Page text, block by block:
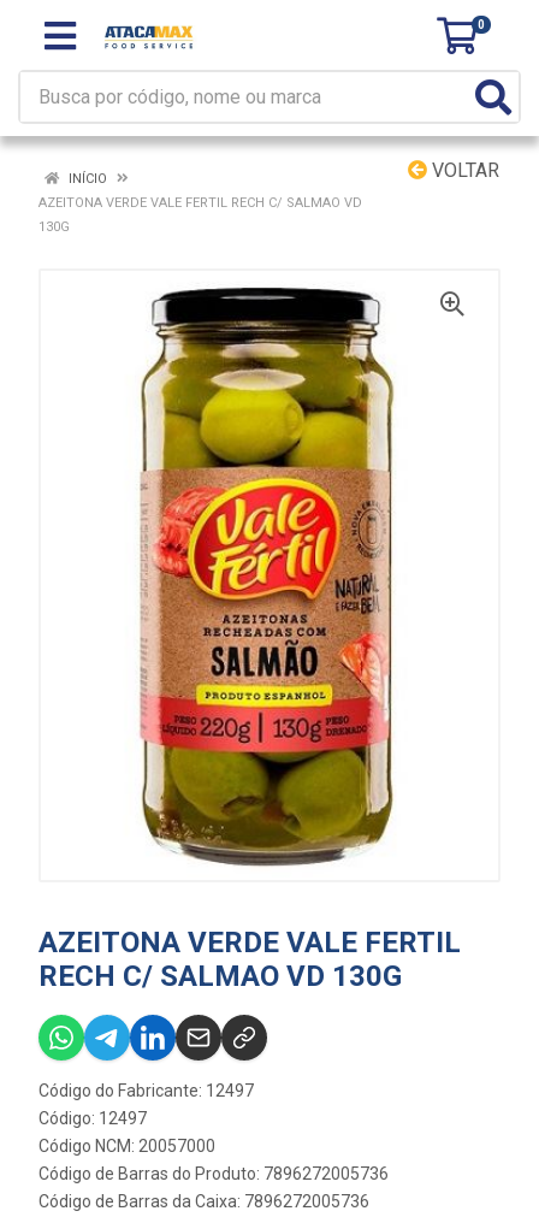
0
VOLTAR
INÍCIO
AZEITONA VERDE VALE FERTIL RECH C/ SALMAO VD
130G
AZEITONA VERDE VALE FERTIL
RECH C/ SALMAO VD 130G
Código do Fabricante: 12497
Código: 12497
Código NCM: 20057000
Código de Barras do Produto: 7896272005736
Código de Barras da Caixa: 7896272005736